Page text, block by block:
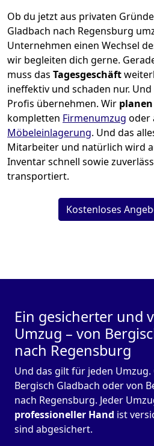
Ob du jetzt aus privaten
Gladbach nach Regensburg
Unternehmen einen Wechsel
wir begleiten dich gerne.
muss das Tagesgeschäft
ineffektiv und schaden nur.
Profis übernehmen. Wir
kompletten Firmenumzug oder
Möbeleinlagerung. Und das
Mitarbeiter und natürlich wird
Inventar schnell sowie
transportiert.
Kostenloses
Ein gesicherter und
Umzug – von
nach Regensburg
Und das gilt für jeden
Bergisch Gladbach oder von
nach Regensburg. Jeder
professioneller Hand ist
sind abgesichert.